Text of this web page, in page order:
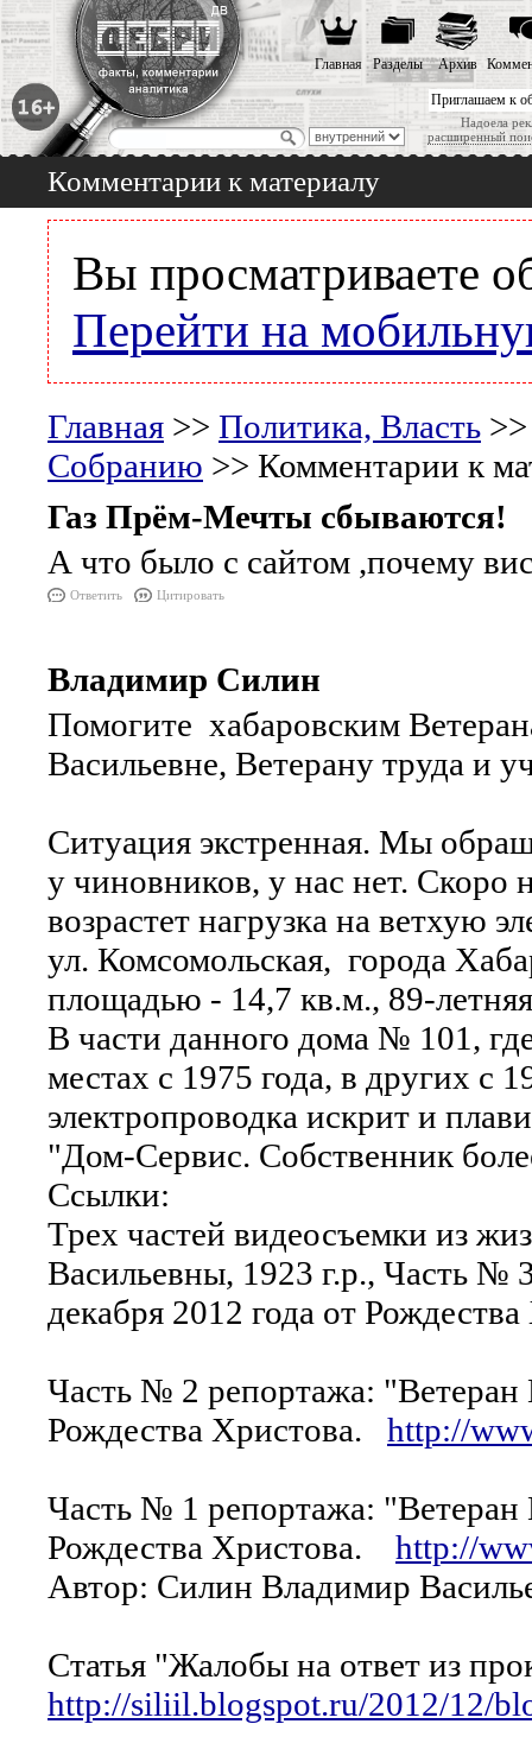
Приглашаем к
Надоела
расширенный
Главная Разделы Архив
Комментарии к материалу
Вы просматриваете
Перейти на
Главная >> Политика, Власть
Собранию >> Комментарии к
Газ Прём-Мечты сбываются!
А что было с сайтом ,почему
Ответить Цитировать
Владимир Силин
Помогите хабаровским
Васильевне, Ветерану труда и
Ситуация экстренная. Мы
у чиновников, у нас нет. Скоро
возрастет нагрузка на ветхую
ул. Комсомольская, города
площадью - 14,7 кв.м., 89-
В части данного дома № 101,
местах с 1975 года, в других с
электропроводка искрит и
"Дом-Сервис. Собственник
Ссылки:
Трех частей видеосъемки из
Васильевны, 1923 г.р., Часть №
декабря 2012 года от
Часть № 2 репортажа: "Ветеран
Рождества Христова. http://
Часть № 1 репортажа: "Ветеран
Рождества Христова. http://
Автор: Силин Владимир
Статья "Жалобы на ответ из
http://siliil.blogspot.ru/2012/12/